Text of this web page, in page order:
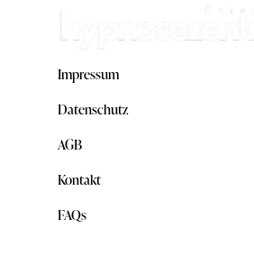
Impressum
Datenschutz
AGB
Kontakt
FAQs